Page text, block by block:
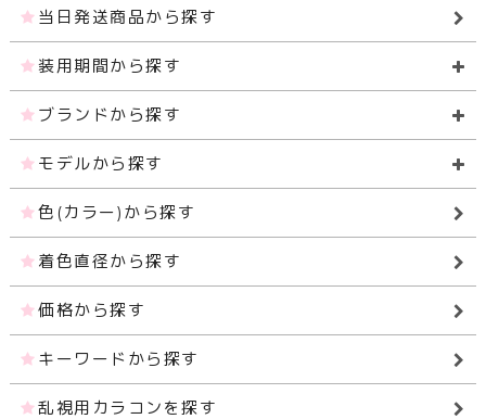
当日発送商品から探す
装用期間から探す
ブランドから探す
モデルから探す
色(カラー)から探す
着色直径から探す
価格から探す
キーワードから探す
乱視用カラコンを探す